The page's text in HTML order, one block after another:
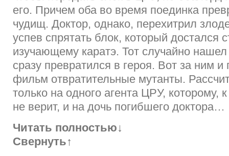
его. Причем оба во время поединка
чудищ. Доктор, однако, перехитрил
успев спрятать блок, который достался
изучающему каратэ. Тот случайно
сразу превратился в героя. Вот за ним и
фильм отвратительные мутанты.
только на одного агента ЦРУ, которому,
не верит, и на дочь погибшего доктора…
Читать полностью↓
Свернуть↑